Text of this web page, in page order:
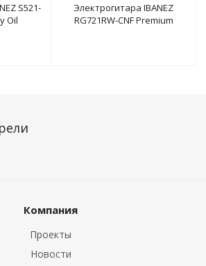
S521-
Oil
Электрогитара IBANEZ
RG721RW-CNF Premium
Компания
Проекты
Новости